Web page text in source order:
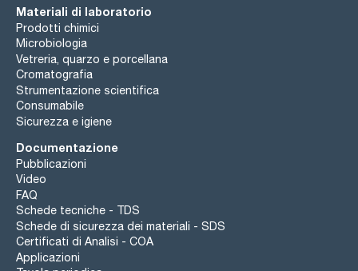
Materiali di laboratorio
Prodotti chimici
Microbiologia
Vetreria, quarzo e porcellana
Cromatografia
Strumentazione scientifica
Consumabile
Sicurezza e igiene
Documentazione
Pubblicazioni
Video
FAQ
Schede tecniche - TDS
Schede di sicurezza dei materiali - SDS
Certificati di Analisi - COA
Applicazioni